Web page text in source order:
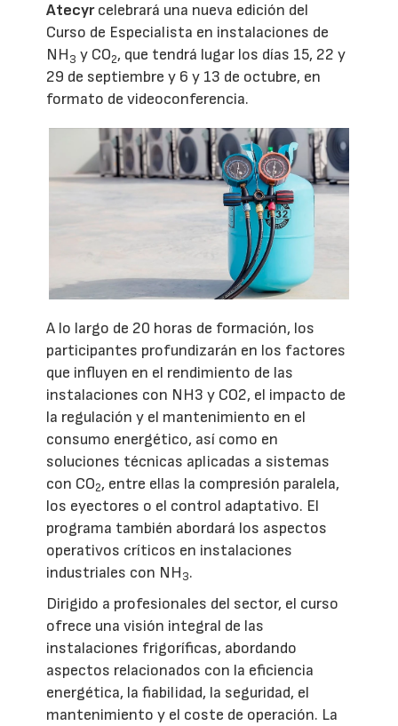
Atecyrcelebrará una nueva edición del
Curso de Especialista en instalaciones de
NH3 y CO2, que tendrá lugar los días 15, 22 y
29 de septiembre y 6 y 13 de octubre, en
formato de videoconferencia.
A lo largo de 20 horas de formación, los
participantes profundizarán en los factores
que influyen en el rendimiento de las
instalaciones con NH3 y CO2, el impacto de
la regulación y el mantenimiento en el
consumo energético, así como en
soluciones técnicas aplicadas a sistemas
con CO2, entre ellas la compresión paralela,
los eyectores o el control adaptativo. El
programa también abordará los aspectos
operativos críticos en instalaciones
industriales con NH3.
Dirigido a profesionales del sector, el curso
ofrece una visión integral de las
instalaciones frigoríficas, abordando
aspectos relacionados con la eficiencia
energética, la fiabilidad, la seguridad, el
mantenimiento y el coste de operación. La